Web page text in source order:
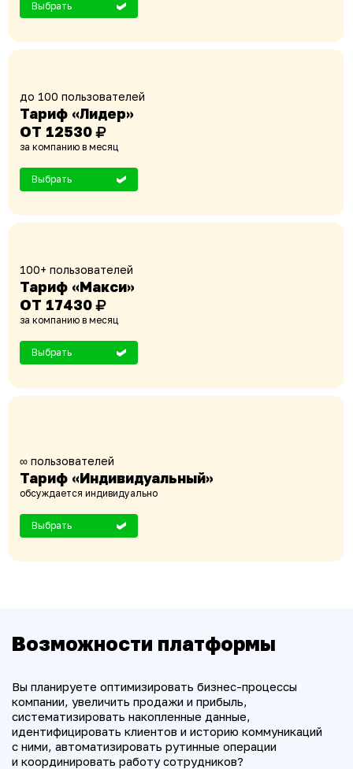
Выбрать
до 100 пользователей
Тариф «Лидер»
ОТ 12530
за компанию в месяц
Выбрать
100+ пользователей
Тариф «Макси»
ОТ 17430
за компанию в месяц
Выбрать
∞ пользователей
Тариф «Индивидуальный»
обсуждается индивидуально
Выбрать
Возможности платформы
Вы планируете оптимизировать бизнес-процессы
компании, увеличить продажи и прибыль,
систематизировать накопленные данные,
идентифицировать клиентов и историю коммуникаций
с ними, автоматизировать рутинные операции
и координировать работу сотрудников?